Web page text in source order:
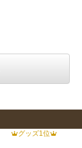
グッズ1位